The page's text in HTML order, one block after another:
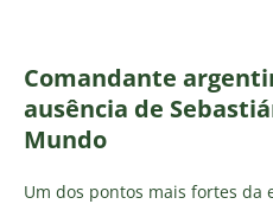
Comandante
ausência de
Mundo
Um dos pontos mais fortes